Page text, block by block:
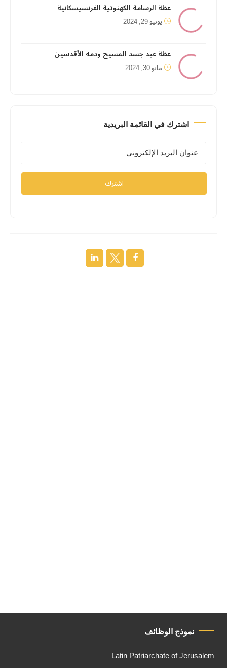
عظة الرسامة الكهنوتية الفرنسيسكانية
يونيو 29, 2024
عظة عيد جسد المسيح ودمه الأقدسين
مايو 30, 2024
اشترك في القائمة البريدية
اشترك
نموذج الوظائف
Latin Patriarchate of Jerusalem